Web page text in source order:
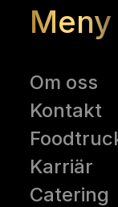
Om oss
Kontakt
Karriär
Catering
Meny